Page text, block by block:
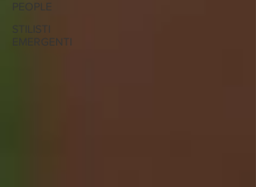
PEOPLE
STILISTI
EMERGENTI